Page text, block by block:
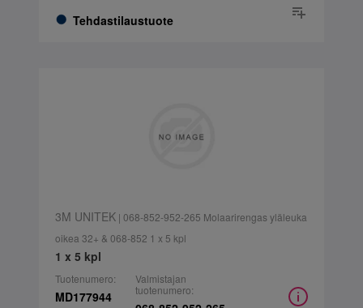
Tehdastilaustuote
3M UNITEK| 068-852-952-265 Molaarirengas yläleuka
oikea 32+ & 068-852 1 x 5 kpl
1 x 5 kpl
Tuotenumero:
MD177944
Valmistajan
tuotenumero: